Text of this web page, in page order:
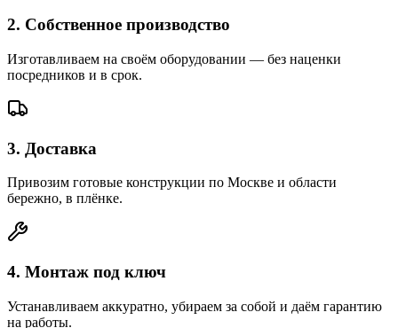
2. Собственное производство
Изготавливаем на своём оборудовании — без наценки
посредников и в срок.
3. Доставка
Привозим готовые конструкции по Москве и области
бережно, в плёнке.
4. Монтаж под ключ
Устанавливаем аккуратно, убираем за собой и даём гарантию
на работы.